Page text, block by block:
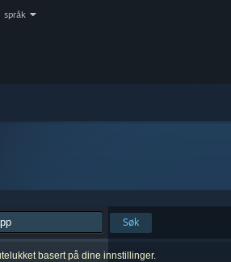
språk
Søk
basert på dine innstillinger.